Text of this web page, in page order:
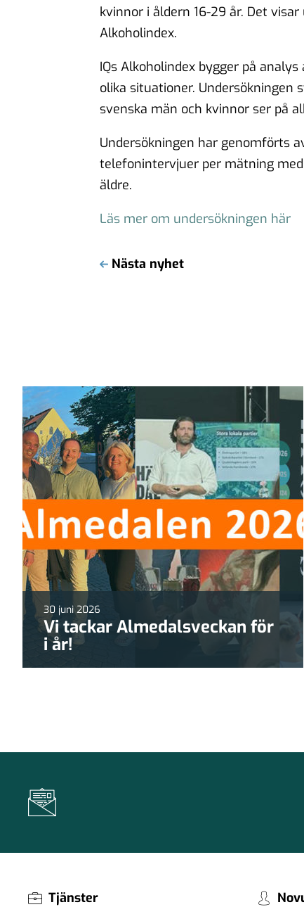
kvinnor i åldern 16-29 år. Det
Alkoholindex.
IQs Alkoholindex bygger på
olika situationer.
svenska män och kvinnor ser på
Undersökningen har genomförts
telefonintervjuer per mätning
äldre.
Läs mer om undersökningen här
Nästa nyhet
30 juni 2026
Vi tackar Almedalsveckan för
i år!
Tjänster